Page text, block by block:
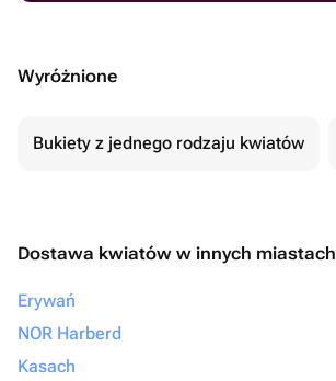
Wyróżnione
Bukiety z jednego rodzaju kwiatów
Dostawa kwiatów w innych miastach
Erywań
NOR Harberd
Kasach